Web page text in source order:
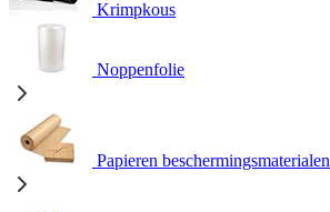
Krimpkous
Noppenfolie
Papieren beschermingsmaterialen